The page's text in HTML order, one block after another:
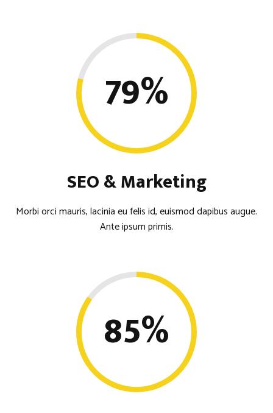
79%
SEO & Marketing
Morbi orci mauris, lacinia eu felis id, euismod dapibus augue.
Ante ipsum primis.
85%